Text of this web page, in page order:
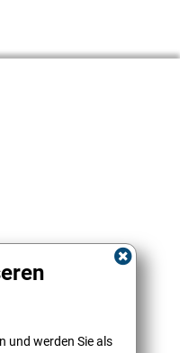
IHK
und werden Sie als
CGI Immobilien